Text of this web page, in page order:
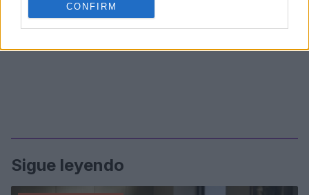
CONFIRM
Sigue leyendo